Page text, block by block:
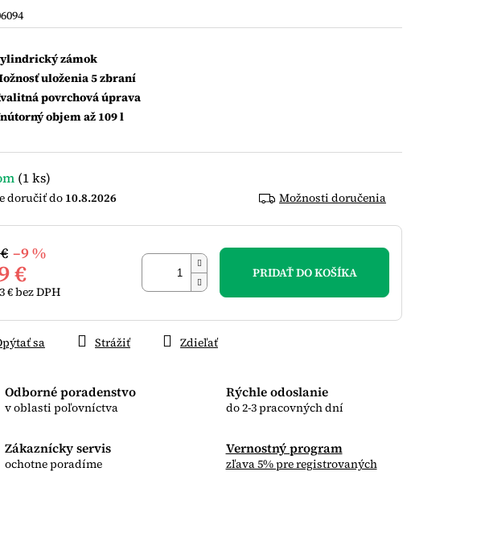
(1 ks)
10.8.2026 Možnosti doručenia
–9 %
€
€ bez DPH
PRIDAŤ DO KOŠÍKA
Odborné poradenstvo
v oblasti poľovníctva
Rýchle odoslanie
do 2-3 pracovných dní
Zákaznícky servis
ochotne poradíme
Vernostný program
zľava 5% pre registrovaných
zámok
uloženia 5 zbraní
povrchová úprava
objem až 109 l
sa Strážiť Zdieľať